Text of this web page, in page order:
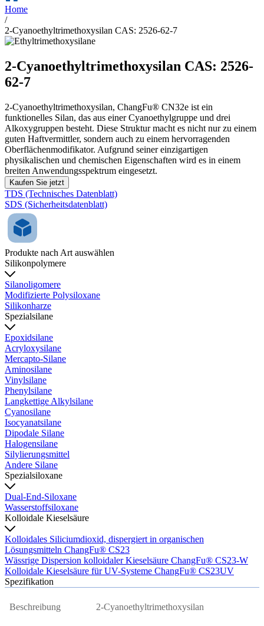
Home
/
2-Cyanoethyltrimethoxysilan CAS: 2526-62-7
2-Cyanoethyltrimethoxysilan CAS: 2526-
62-7
2-Cyanoethyltrimethoxysilan, ChangFu® CN32e ist ein
funktionelles Silan, das aus einer Cyanoethylgruppe und drei
Alkoxygruppen besteht. Diese Struktur macht es nicht nur zu einem
guten Haftvermittler, sondern auch zu einem hervorragenden
Oberflächenmodifikator. Aufgrund seiner einzigartigen
physikalischen und chemischen Eigenschaften wird es in einem
breiten Anwendungsspektrum eingesetzt.
Kaufen Sie jetzt
TDS (Technisches Datenblatt)
SDS (Sicherheitsdatenblatt)
Produkte nach Art auswählen
Silikonpolymere
Silanoligomere
Modifizierte Polysiloxane
Silikonharze
Spezialsilane
Epoxidsilane
Acryloxysilane
Mercapto-Silane
Aminosilane
Vinylsilane
Phenylsilane
Langkettige Alkylsilane
Cyanosilane
Isocyanatsilane
Dipodale Silane
Halogensilane
Silylierungsmittel
Andere Silane
Spezialsiloxane
Dual-End-Siloxane
Wasserstoffsiloxane
Kolloidale Kieselsäure
Kolloidales Siliciumdioxid, dispergiert in organischen
Lösungsmitteln ChangFu® CS23
Wässrige Dispersion kolloidaler Kieselsäure ChangFu® CS23-W
Kolloidale Kieselsäure für UV-Systeme ChangFu® CS23UV
Spezifikation
Beschreibung 2-Cyanoethyltrimethoxysilan